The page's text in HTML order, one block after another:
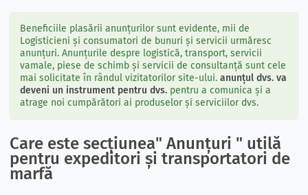
Beneficiile plasării anunțurilor sunt evidente, mii de
Logisticieni și consumatori de bunuri și servicii urmăresc
anunțuri. Anunțurile despre logistică, transport, servicii
vamale, piese de schimb și servicii de consultanță sunt cele
mai solicitate în rândul vizitatorilor site-ului. anunțul dvs. va
deveni un instrument pentru dvs. pentru a comunica și a
atrage noi cumpărători ai produselor și serviciilor dvs.
Care este secțiunea" Anunțuri " utilă
pentru expeditori și transportatori de
marfă